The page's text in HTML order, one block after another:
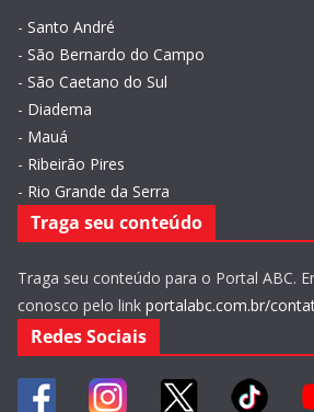
- Santo André
- São Bernardo do Campo
- São Caetano do Sul
- Diadema
- Mauá
- Ribeirão Pires
- Rio Grande da Serra
Traga seu conteúdo
Traga seu conteúdo para o Portal ABC.
conosco pelo link portalabc.com.br/
Redes Sociais